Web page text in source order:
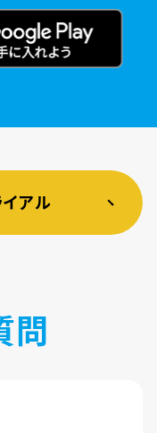
アル
問